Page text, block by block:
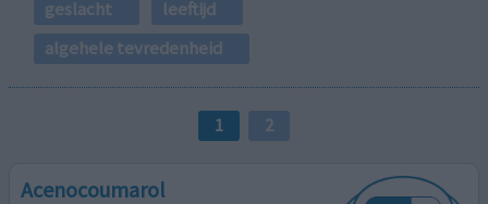
geslacht
leeftijd
algehele tevredenheid
1 2
Acenocoumarol